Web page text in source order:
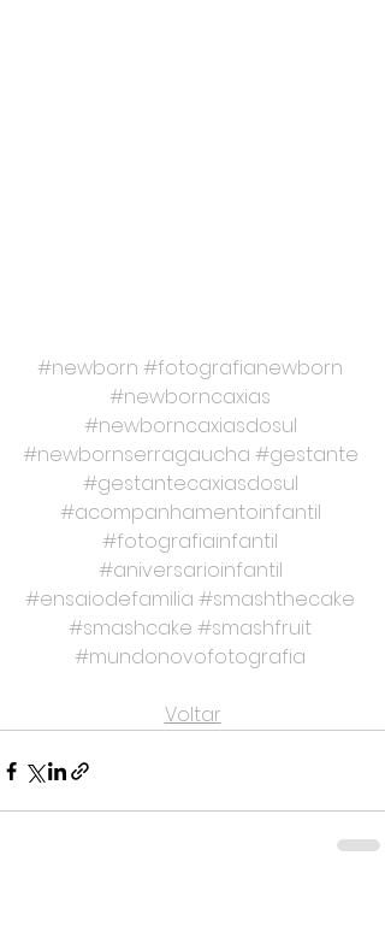
#newborn #fotografianewborn
#newborncaxias
#newborncaxiasdosul
#newbornserragaucha #gestante
#gestantecaxiasdosul
#acompanhamentoinfantil
#fotografiainfantil
#aniversarioinfantil
#ensaiodefamilia #smashthecake
#smashcake #smashfruit
#mundonovofotografia
Voltar